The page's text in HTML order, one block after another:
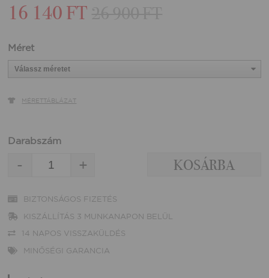
16 140 FT
Méret
MÉRETTÁBLÁZAT
Darabszám
- +
BIZTONSÁGOS FIZETÉS
KISZÁLLÍTÁS 3 MUNKANAPON BELÜL
14 NAPOS VISSZAKÜLDÉS
MINŐSÉGI GARANCIA